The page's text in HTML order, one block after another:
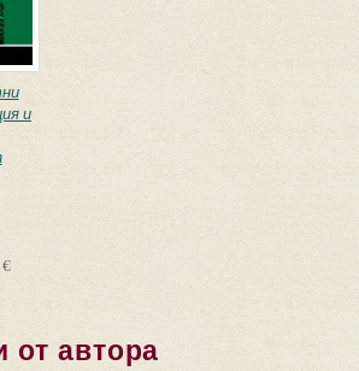
и
от автора